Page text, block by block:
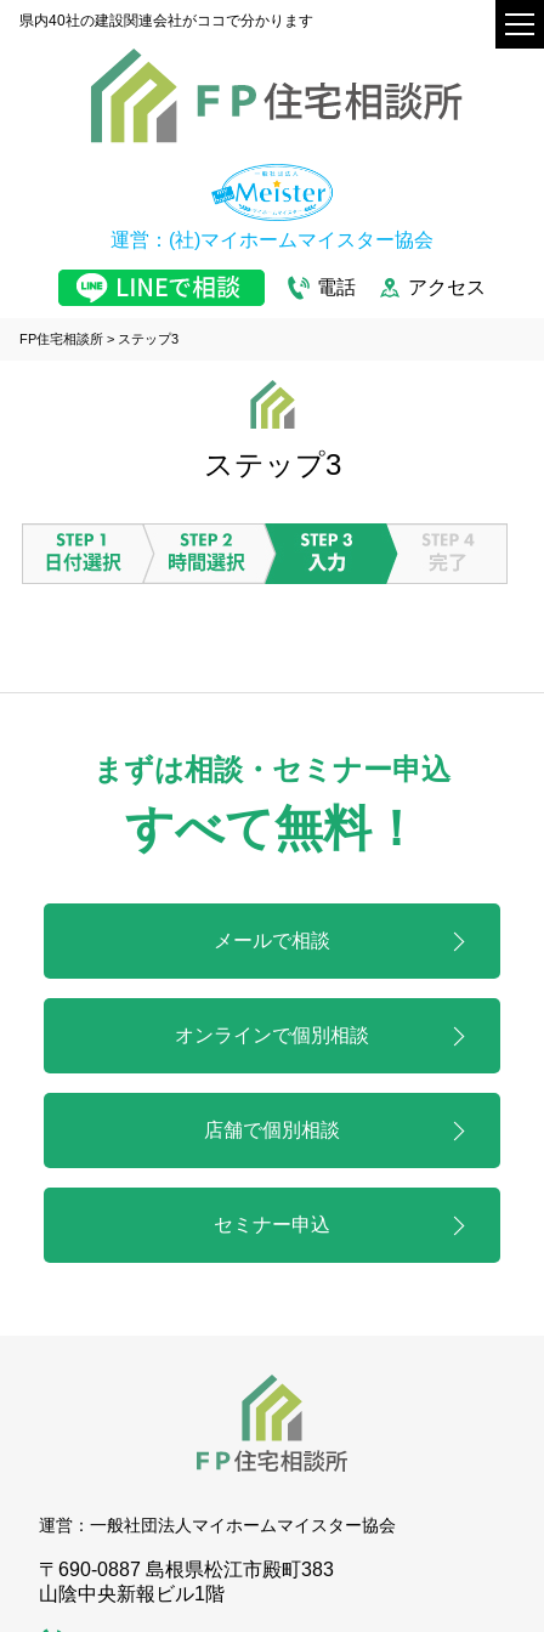
県内40社の建設関連会社がココで分かります
運営：(社)マイホームマイスター協会
電話 アクセス
FP住宅相談所 > ステップ3
ステップ3
まずは相談・セミナー申込
すべて無料！
メールで相談
オンラインで個別相談
店舗で個別相談
セミナー申込
運営： 一般社団法人マイホームマイスター協会
〒690-0887 島根県松江市殿町383
山陰中央新報ビル1階